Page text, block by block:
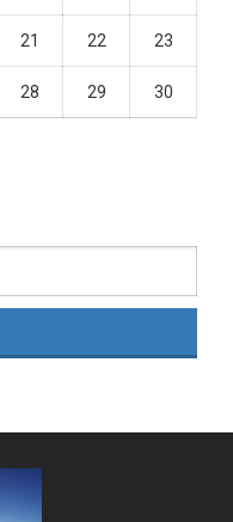
21 22 23
28 29 30